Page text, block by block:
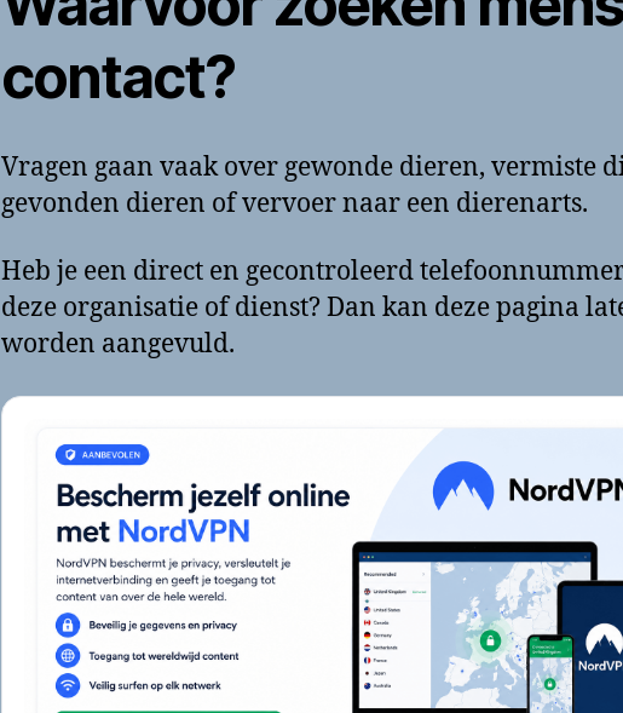
contact?
Vragen gaan vaak over gewonde dieren, vermiste
gevonden dieren of vervoer naar een dierenarts.
Heb je een direct en gecontroleerd
deze organisatie of dienst? Dan kan deze pagina
worden aangevuld.